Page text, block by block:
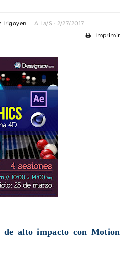
Irigoyen A La/s : 2/27/2017
Imprimir
de alto impacto con Motion